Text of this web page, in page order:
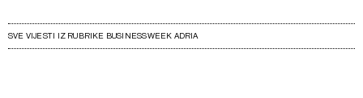
SVE VIJESTI IZ RUBRIKE BUSINESSWEEK ADRIA